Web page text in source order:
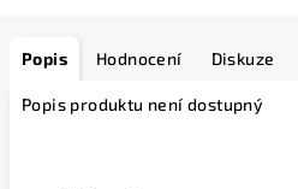
Popis Hodnocení Diskuze
Popis produktu není dostupný